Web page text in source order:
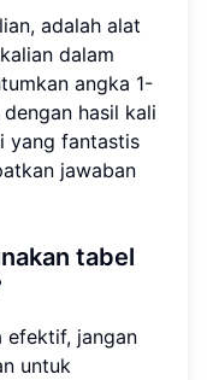
adalah alat
dalam
angka 1-
hasil kali
yang fantastis
jawaban
tabel
efektif, jangan
untuk